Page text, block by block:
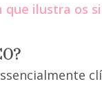
que ilustra os